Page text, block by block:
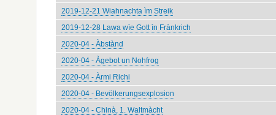
2019-12-21 Wiahnachta ìm Streik
2019-12-28 Lawa wìe Gott ìn Frànkrich
2020-04 - Àbstànd
2020-04 - Àgebot un Nohfrog
2020-04 - Àrmi Richi
2020-04 - Bevölkerungsexplosion
2020-04 - Chinà, 1. Waltmàcht